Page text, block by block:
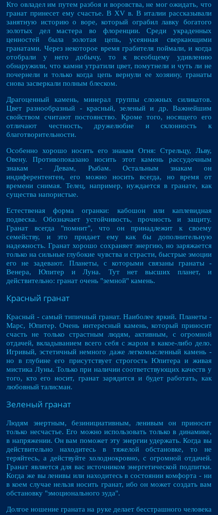
Кто овладел им путем разбоя и воровства, не мог ожидать, что
гранат принесет ему счастье. В XV в. В италии рассказывали
занятную историю о воре, который ограбил лавку богатого
золотых дел мастера во флоренции. Среди украденных
ценностей была золотая цепь, усеянная сверкающими
гранатами. Через некоторое время грабителя поймали, и когда
отобрали у него добычу, то к всеобщему удивлению
обнаружили, что камни утратили цвет, помутнели и чуть ли не
почернели и только когда цепь вернули ее хозяину, гранаты
снова засверкали полным блеском.
Драгоценный камень, минерал группы сложных силикатов.
Цвет разнообразный - красный, зеленый и др. Важнейшим
свойством считают постоянство. Кроме того, носящего его
отличают честность, дружелюбие и склонность к
благотворительности.
Особенно хорошо носить его знакам Огня: Стрельцу, Льву,
Овену. Противопоказано носить этот камень рассудочным
знакам - Девам, Рыбам. Остальным знакам он
индиферентентен, его можно носить всегда, но время от
времени снимая. Телец, например, нуждается в гранате, как
существа напористые.
Естественая форма огранки: кабошон или каплевидная
подвеска. Обозначает устойчивость, прочность и защиту.
Гранат всегда "помнит", что он принадлежит к своему
семейству, и это придает ему как бы дополнительную
надежность. Гранат хорошо сохраняет энергию, но заряжается
только на сильные глубокие чувства и страсти, быстрые эмоции
его не задевают. Планеты, с которыми связаны гранаты -
Венера, Юпитер и Луна. Тут нет высших планет, и
действительно: гранат очень "земной" камень.
Красный гранат
Красный - самый типичный гранат. Наиболее яркий. Планеты -
Марс, Юпитер. Очень интересный камень, который приносит
счасть не только страстным людям, активным, с огромной
отдачей, вкладыванием всего себя с жаром в какое-либо дело.
Игривый, эстетичный немного даже легкомысленный камень -
но в глубине его присутствует строгость Юпитера и живая
мистика Луны. Только при наличии соответствующих качеств у
того, кто его носит, гранат зарядится и будет работать, как
любовный талисман.
Зеленый гранат
Людям энертным, безинициативным, ленивым он приносит
только несчастье. Его можно использовать только в динамике,
в напряжении. Он вам поможет эту энергии удержать. Когда вы
действительно находитесь в тяжелой обстановке, то не
теряйтесь, а действуйте холоднокровно, с огромной отдачей.
Гранат является для вас источником энергетической подпитки.
Когда же вы ленивы или находитесь в состоянии комфорта - ни
в коем случае нельзя носить гранат, ибо он может создать вам
обстановку "эмоционального зуда".
Долгое ношение граната на руке делает бесстрашного человека